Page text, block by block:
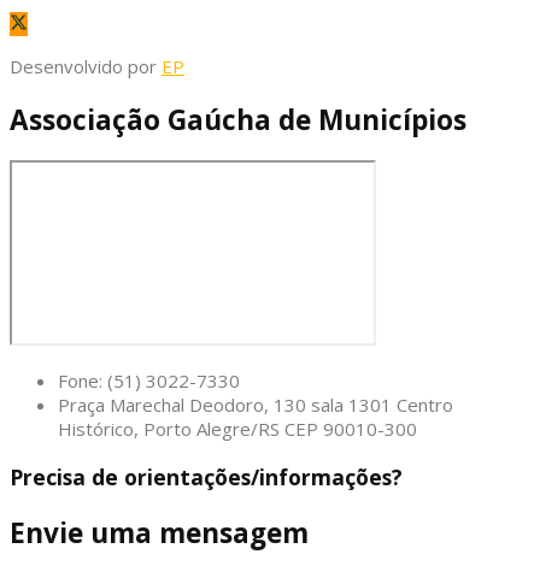
Desenvolvido por EP
Associação Gaúcha de Municípios
Fone: (51) 3022-7330
Praça Marechal Deodoro, 130 sala 1301 Centro
Histórico, Porto Alegre/RS CEP 90010-300
Precisa de orientações/informações?
Envie uma mensagem